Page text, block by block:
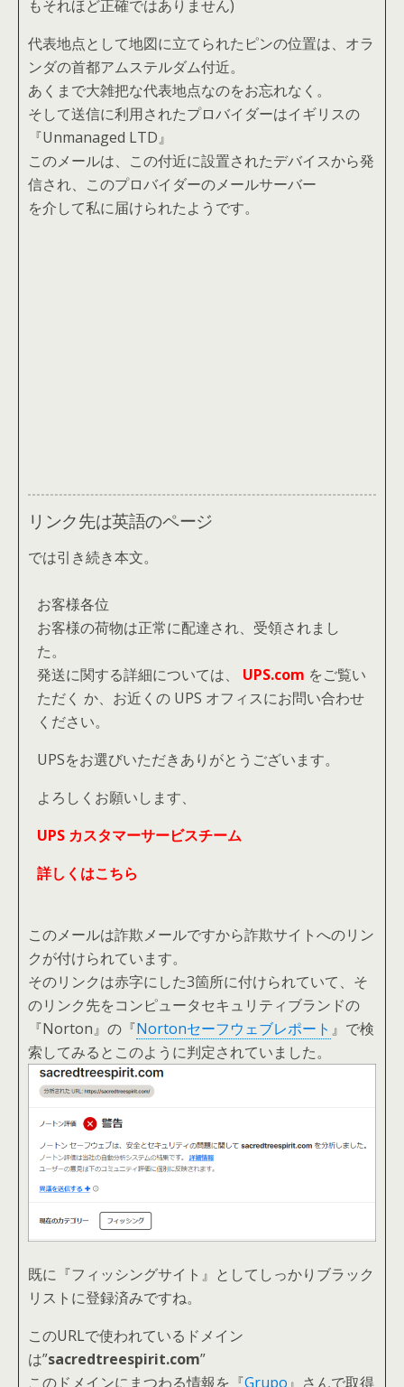
もそれほど正確ではありません)
代表地点として地図に立てられたピンの位置は、オラ
ンダの首都アムステルダム付近。
あくまで大雑把な代表地点なのをお忘れなく。
そして送信に利用されたプロバイダーはイギリスの
『Unmanaged LTD』
このメールは、この付近に設置されたデバイスから発
信され、このプロバイダーのメールサーバー
を介して私に届けられたようです。
リンク先は英語のページ
では引き続き本文。
お客様各位
お客様の荷物は正常に配達され、受領されまし
た。
発送に関する詳細については、 UPS.com をご覧い
ただく か、お近くの UPS オフィスにお問い合わせ
ください。
UPSをお選びいただきありがとうございます。
よろしくお願いします、
UPS カスタマーサービスチーム
詳しくはこちら
このメールは詐欺メールですから詐欺サイトへのリン
クが付けられています。
そのリンクは赤字にした3箇所に付けられていて、 そ
のリンク先をコンピュータセキュリティブランドの
『Norton』の『Nortonセーフウェブレポート 』で検
索してみるとこのように判定されていました。
既に『フィッシングサイト』としてしっかりブラック
リストに登録済みですね。
このURLで使われているドメイン
は”sacredtreespirit.com”
このドメインにまつわる情報を『Grupo 』さんで取得